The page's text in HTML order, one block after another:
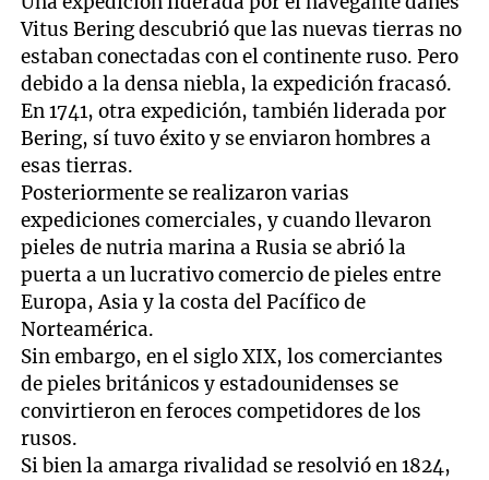
Vitus Bering descubrió que las nuevas tierras no
estaban conectadas con el continente ruso. Pero
debido a la densa niebla, la expedición fracasó.
En 1741, otra expedición, también liderada por
Bering, sí tuvo éxito y se enviaron hombres a
esas tierras.
Posteriormente se realizaron varias
expediciones comerciales, y cuando llevaron
pieles de nutria marina a Rusia se abrió la
puerta a un lucrativo comercio de pieles entre
Europa, Asia y la costa del Pacífico de
Norteamérica.
Sin embargo, en el siglo XIX, los comerciantes
de pieles británicos y estadounidenses se
convirtieron en feroces competidores de los
rusos.
Si bien la amarga rivalidad se resolvió en 1824,